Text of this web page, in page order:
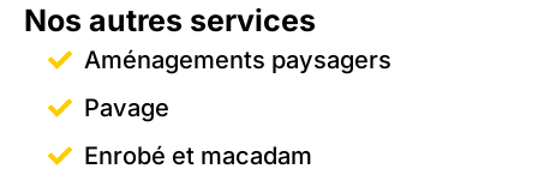
Nos autres services
Aménagements paysagers
Pavage
Enrobé et macadam